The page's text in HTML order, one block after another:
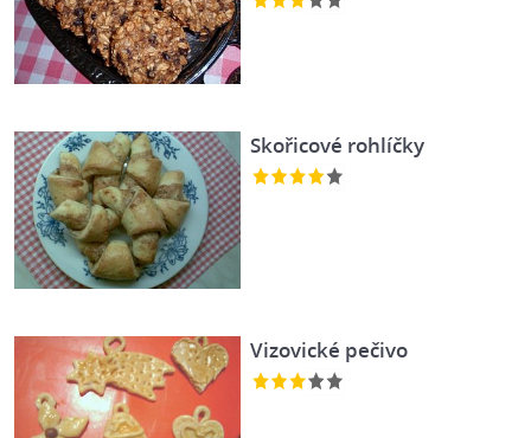
Skořicové rohlíčky
Vizovické pečivo